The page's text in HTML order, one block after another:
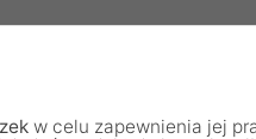
w celu zapewnienia jej